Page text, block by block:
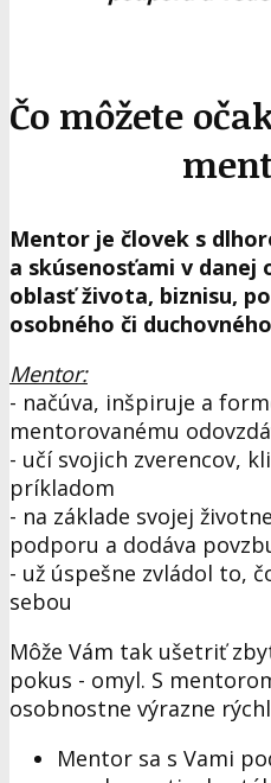
Čo môžete
Mentor je človek s
a skúsenosťami v
oblasť života, biznisu,
osobného či
Mentor:
- načúva, inšpiruje a
mentorovanému
- učí svojich zverencov,
príkladom
- na základe svojej
podporu a dodáva
- už úspešne zvládol to,
sebou
Môže Vám tak ušetriť
pokus - omyl. S
osobnostne výrazne
Mentor sa s Vami